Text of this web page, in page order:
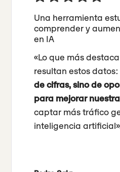
Una herramienta
comprender y
en IA
«Lo que más
resultan estos datos:
de cifras, sino de
para mejorar
captar más tráfico
inteligencia